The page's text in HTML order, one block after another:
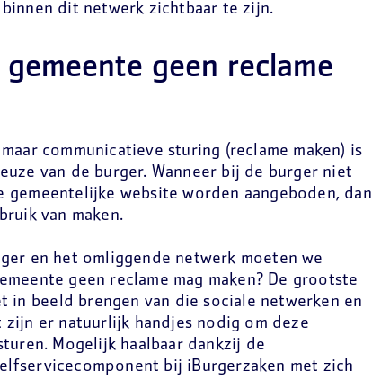
binnen dit netwerk zichtbaar te zijn.
geen reclame
communicatieve sturing (reclame maken) is
van de burger. Wanneer bij de burger niet
gemeentelijke website worden aangeboden, dan
van maken.
en het omliggende netwerk moeten we
geen reclame mag maken? De grootste
in beeld brengen van die sociale netwerken en
zijn er natuurlijk handjes nodig om deze
Mogelijk haalbaar dankzij de
bij iBurgerzaken met zich